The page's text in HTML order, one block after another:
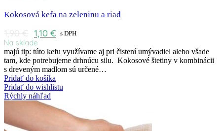
Kokosová kefa na zeleninu a riad
1,10 € s DPH
Na sklade
majú tip: túto kefu využívame aj pri čistení umývadiel alebo všade
tam, kde potrebujeme drhnúcu silu. Kokosové štetiny v kombinácii
s dreveným madlom sú určené…
Pridať do košíka
Pridať do wishlistu
Rýchly náhľad